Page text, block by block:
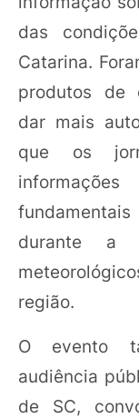
das
Catarina.
produtos de
dar mais
que os
durante a
região.
O evento
audiência
de SC,